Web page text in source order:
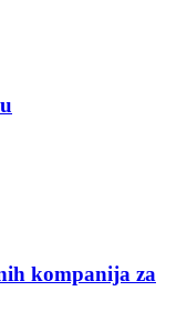
kompanija za